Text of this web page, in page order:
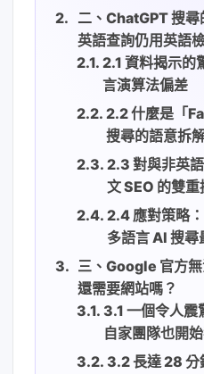
二、ChatGPT 搜
英語查詢仍用英語
2.1 資料揭示的
言演算法偏差
2.2 什麼是「
搜尋的語意拆
2.3 對與非英
文 SEO 的雙重
2.4 應對策略
多語言 AI 搜尋
三、Google 官方
還需要網站嗎？
3.1 一個令人
自家團隊也開
3.2 長達 28 分